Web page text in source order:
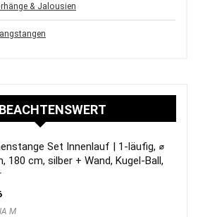
& Jalousien
BEACHTENSWERT
Set Innenlauf | 1-läufig, ⌀
180 cm, silber + Wand, Kugel-Ball,
M